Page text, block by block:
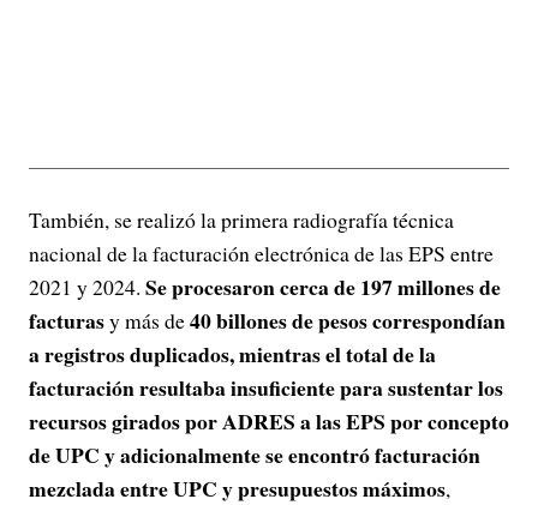
También, se realizó la primera radiografía técnica
nacional de la facturación electrónica de las EPS entre
2021 y 2024. Se procesaron cerca de 197 millones de
facturasy más de40 billones de pesos correspondían
a registros duplicados, mientras el total de la
facturación resultaba insuficiente para sustentar los
recursos girados por ADRES a las EPS por concepto
de UPC y adicionalmente se encontró facturación
mezclada entre UPC y presupuestos máximos,